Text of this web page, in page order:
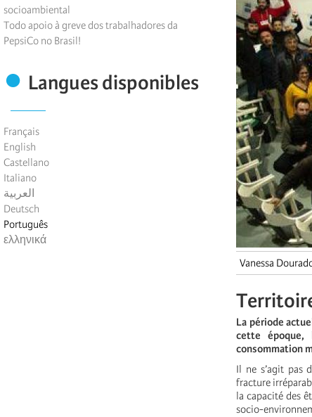
socioambiental
Todo apoio à greve dos trabalhadores da
PepsiCo no Brasil!
Langues disponibles
Français
English
Castellano
Italiano
العربية
Deutsch
Português
ελληνικά
Vanessa
La période
cette époque,
consommation
Il ne s’agit pas
fracture
la capacité des
socio-